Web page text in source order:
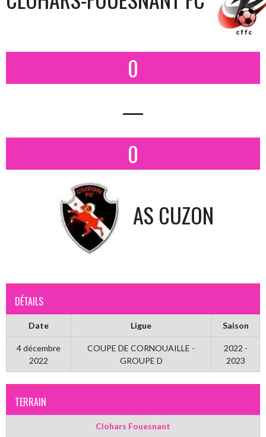
0
—
0
AS CUZON
DÉTAILS
Date Ligue Saison
4 décembre
2022
COUPE DE CORNOUAILLE -
GROUPE D
2022 -
2023
TERRAIN
Clohars Fouesnant